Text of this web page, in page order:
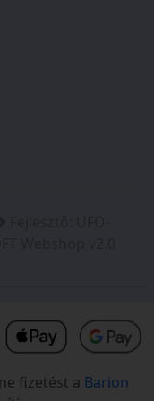
MM
18V/36V
/ 2
fizetést a Barion